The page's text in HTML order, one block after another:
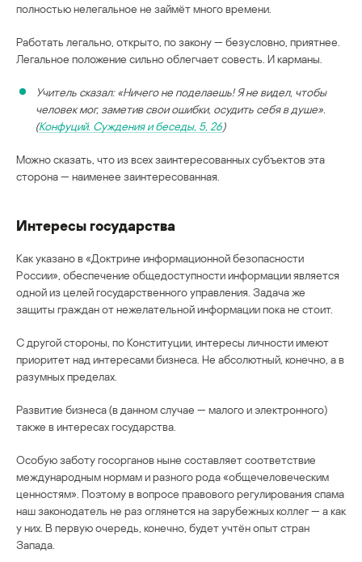
полностью нелегальное не займёт много времени.
Работать легально, открыто, по закону — безусловно, приятнее.
Легальное положение сильно облегчает совесть. И карманы.
Учитель сказал: «Ничего не поделаешь! Я не видел, чтобы
человек мог, заметив свои ошибки, осудить себя в душе».
(Конфуций. Суждения и беседы, 5, 26)
Можно сказать, что из всех заинтересованных субъектов эта
сторона — наименее заинтересованная.
Интересы государства
Как указано в «Доктрине информационной безопасности
России», обеспечение общедоступности информации является
одной из целей государственного управления. Задача же
защиты граждан от нежелательной информации пока не стоит.
С другой стороны, по Конституции, интересы личности имеют
приоритет над интересами бизнеса. Не абсолютный, конечно, а в
разумных пределах.
Развитие бизнеса (в данном случае — малого и электронного)
также в интересах государства.
Особую заботу госорганов ныне составляет соответствие
международным нормам и разного рода «общечеловеческим
ценностям». Поэтому в вопросе правового регулирования спама
наш законодатель не раз оглянется на зарубежных коллег — а как
у них. В первую очередь, конечно, будет учтён опыт стран
Запада.